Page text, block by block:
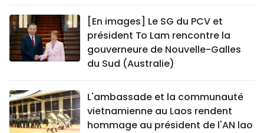
[En images] Le SG du PCV et
président To Lam rencontre la
gouverneure de Nouvelle-Galles
du Sud (Australie)
L'ambassade et la communauté
vietnamienne au Laos rendent
hommage au président de l'AN lao